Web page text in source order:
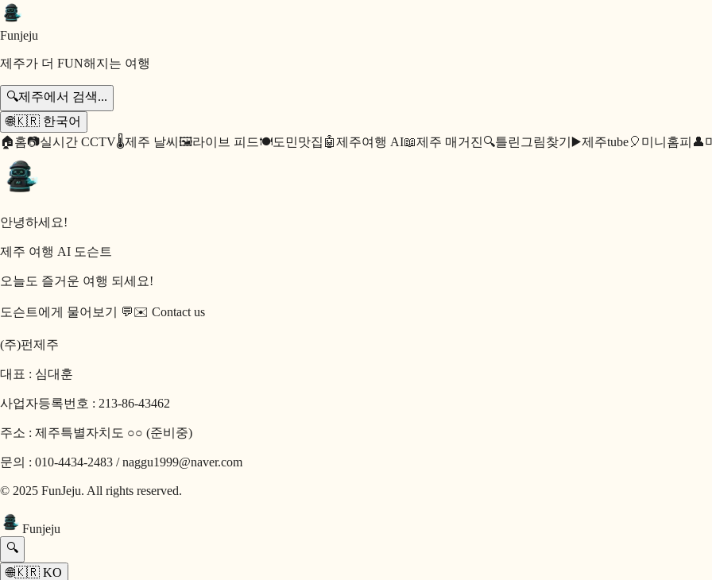
Funjeju
제주가 더 FUN해지는 여행
🔍제주에서 검색...
🌐🇰🇷 한국어
🏠홈📷실시간 CCTV🌡️제주 날씨 🖼️라이브 피드🍽️도민맛집 🤖제주여행 AI📖제주 매거진🔍틀린그림찾기 ▶️제주tube🎈 미니홈피 👤
안녕하세요!
제주 여행 AI 도슨트
오늘도 즐거운 여행 되세요!
도슨트에게 물어보기 💬✉️ Contact us
(주)펀제주
대표 : 심대훈
사업자등록번호 : 213-86-43462
주소 : 제주특별자치도 ○○ (준비중)
문의 : 010-4434-2483 / naggu1999@naver.com
© 2025 FunJeju. All rights reserved.
Funjeju
🔍
🌐🇰🇷 KO